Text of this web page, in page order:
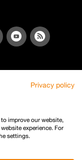
Privacy policy
improve our website,
experience. For
settings.